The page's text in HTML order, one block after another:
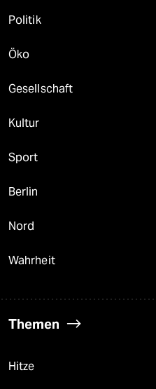
Politik
Öko
Gesellschaft
Kultur
Sport
Berlin
Nord
Wahrheit
Themen
Hitze